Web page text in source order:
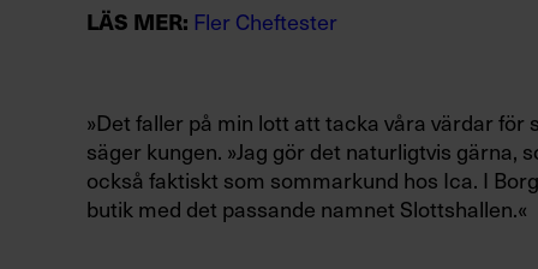
LÄS MER: Fler Cheftester
»Det faller på min lott att tacka våra värdar för
säger kungen. »Jag gör det naturligtvis gärna,
också faktiskt som sommarkund hos Ica. I
butik med det passande namnet Slottshallen.«